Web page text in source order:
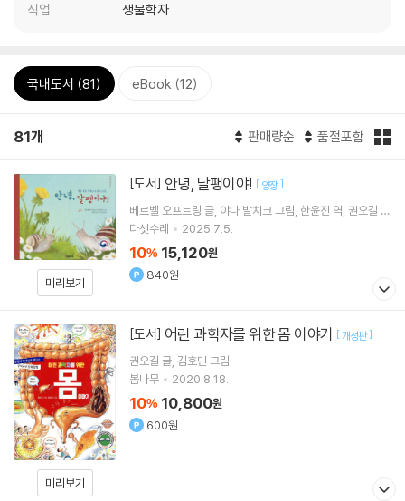
직업
생물학자
국내도서 (81) eBook (12)
81개 판매량순 품절포함
미리보기
[도서] 안녕, 달팽이야! [ 양장]
베르벨 오프트링 글 야나 발치크 그림 한윤진 역 권오길 감
수
다섯수레 2025.7.5.
10% 15,120원
840원
미리보기
[도서] 어린 과학자를 위한 몸 이야기 [개정판]
권오길 글 김호민 그림
봄나무
2020.8.18.
10% 10,800원
600원